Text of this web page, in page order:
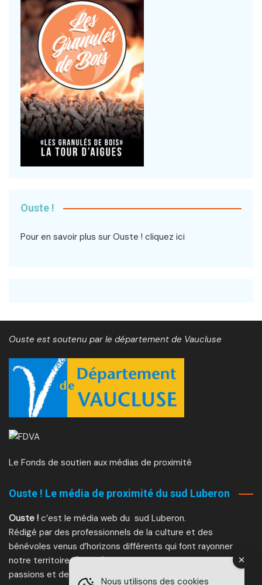
Ouste !
Pour en savoir plus sur Ouste ! cliquez ici
Ouste est soutenu par le département de Vaucluse
Le Fonds de soutien aux médias de proximité
Ouste ! Le média de proximité du sud Luberon
Ouste ! c’est le média web du sud Luberon.
Rédigé par des professionnels de la culture et des
bénévoles venus d’horizons différents qui font rayonner
notre territoire,Ouste !vous fait découvrir des projets, des
passions et des événements.
Nous utilisons des cookies